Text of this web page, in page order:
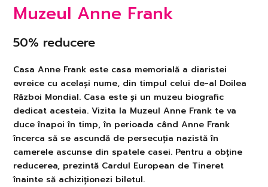
Muzeul Anne Frank
50% reducere
Casa Anne Frank este casa memorială a diaristei
evreice cu același nume, din timpul celui de-al Doilea
Război Mondial. Casa este și un muzeu biografic
dedicat acesteia. Vizita la Muzeul Anne Frank te va
duce înapoi în timp, în perioada când Anne Frank
încerca să se ascundă de persecuția nazistă în
camerele ascunse din spatele casei. Pentru a obține
reducerea, prezintă Cardul European de Tineret
înainte să achiziționezi biletul.